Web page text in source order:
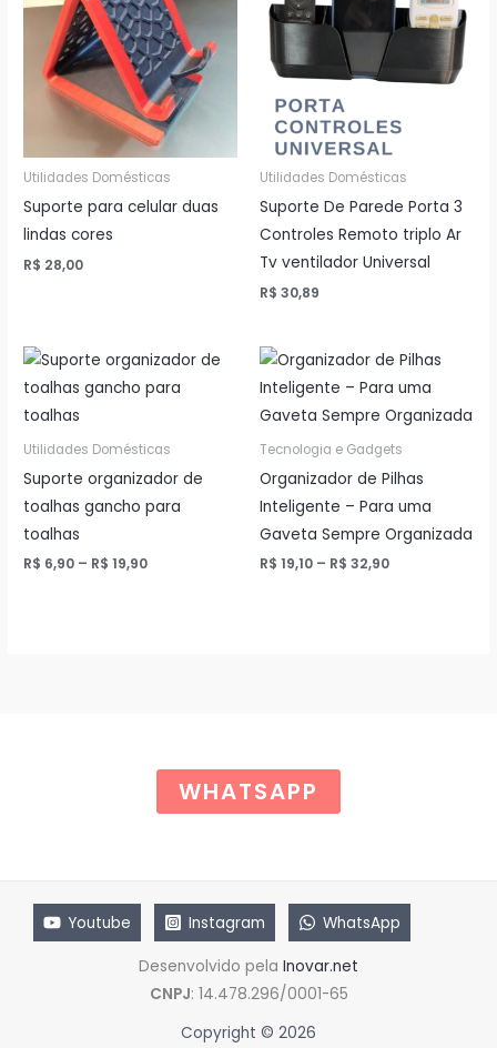
Utilidades Domésticas
Suporte para celular duas
lindas cores
R$ 28,00
Utilidades Domésticas
Suporte De Parede Porta 3
Controles Remoto triplo Ar
Tv ventilador Universal
R$ 30,89
Utilidades Domésticas
Suporte organizador de
toalhas gancho para
toalhas
R$ 6,90 – R$ 19,90Price
Tecnologia e Gadgets
Organizador de Pilhas
Inteligente – Para uma
Gaveta Sempre Organizada
R$ 19,10 – R$ 32,90Price
WHATSAPP
Youtube Instagram WhatsApp
Desenvolvido pela Inovar.net
CNPJ: 14.478.296/0001-65
Copyright © 2026